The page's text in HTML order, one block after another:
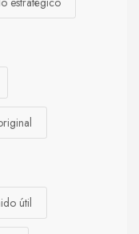
útil